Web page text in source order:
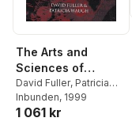
The Arts and
Sciences of
Criticism
David Fuller, Patricia
Waugh
Inbunden, 1999
1 061 kr